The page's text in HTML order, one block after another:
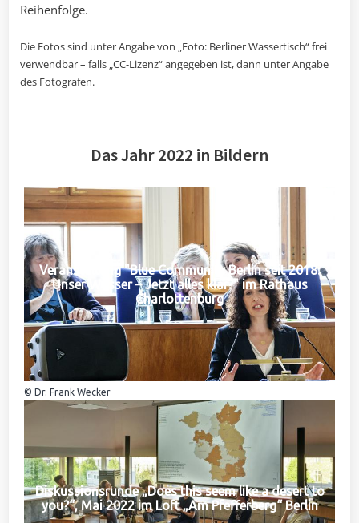
Reihenfolge.
Die Fotos sind unter Angabe von „Foto: Berliner Wassertisch“ frei
verwendbar – falls „CC-Lizenz“ angegeben ist, dann unter Angabe
des Fotografen.
Das Jahr 2022 in Bildern
Veranstaltung "Blue Community Berlin seit 2018:
Unser Wasser – Jetzt alles klar?" im Rathaus
Charlottenburg
© Dr. Frank Wecker
Diskussionsrunde „Does this seem like a desert to
you?“, Mai 2022 im Loft „Am Pfefferberg“ Berlin